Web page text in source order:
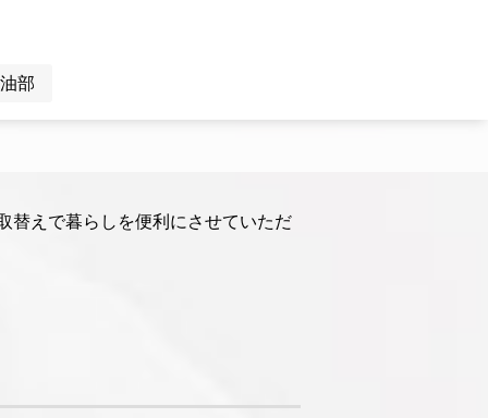
部
替えで暮らしを便利にさせていただ